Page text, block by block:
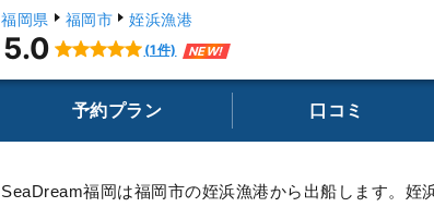
福岡県 福岡市 姪浜漁港
5.0 (1件) NEW!
予約プラン 口コミ
SeaDream福岡は福岡市の姪浜漁港から出船します。姪